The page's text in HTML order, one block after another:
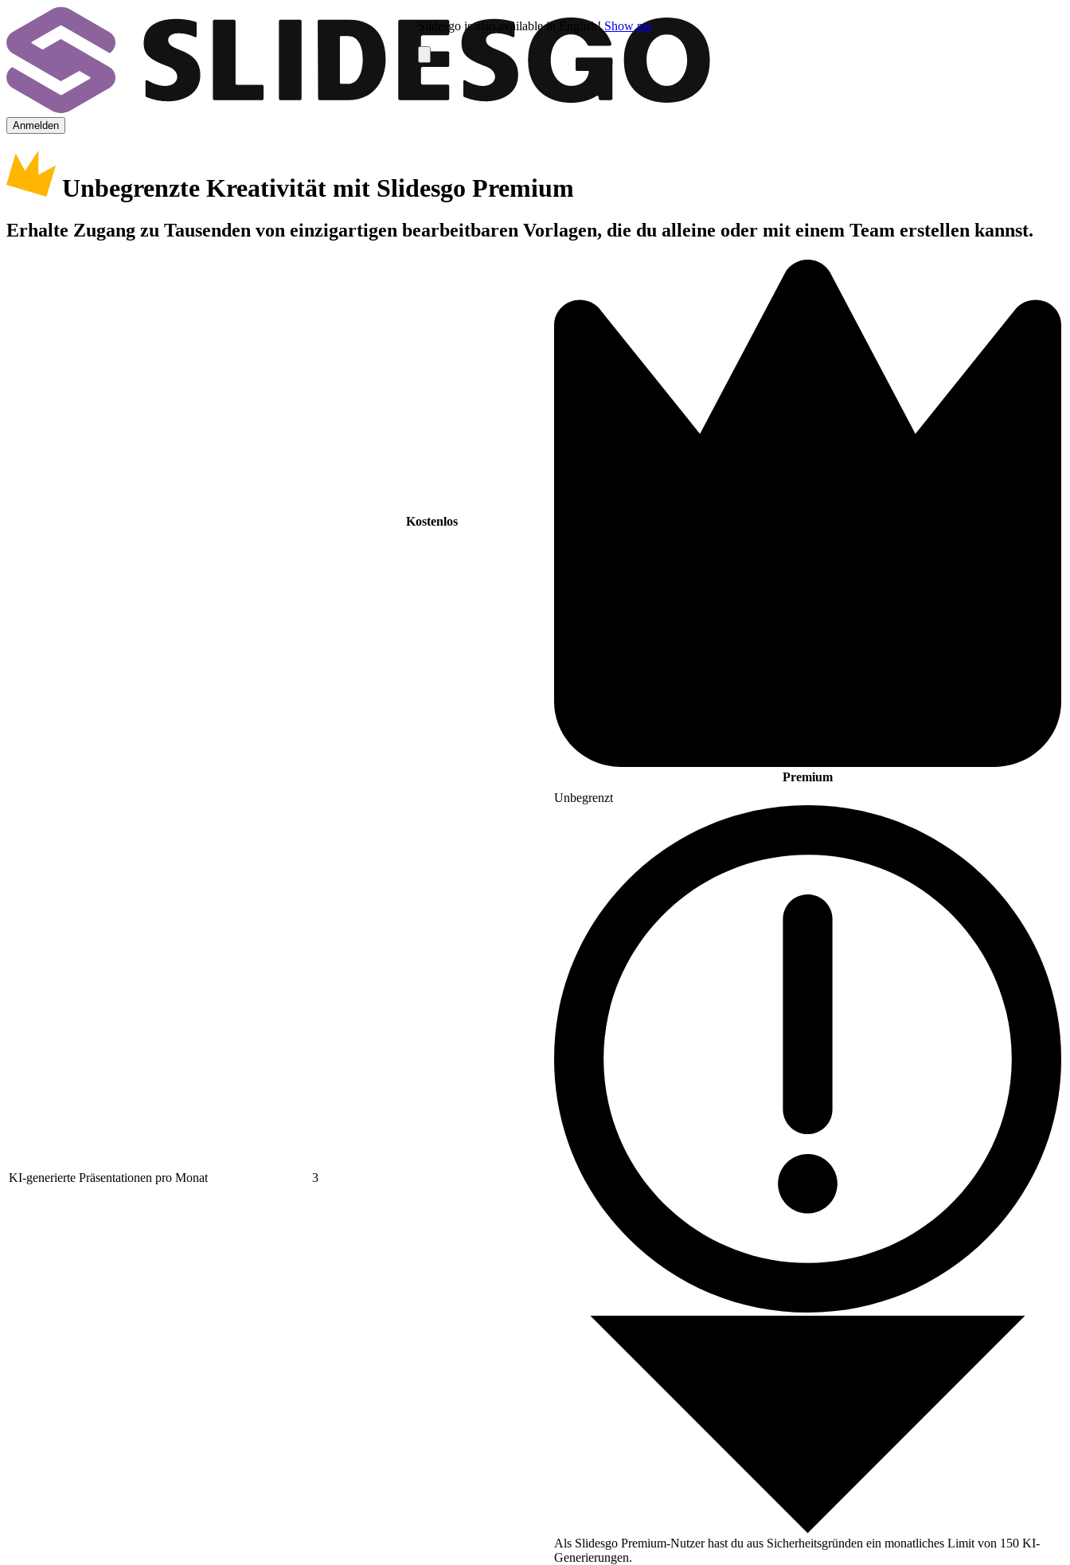
Slidesgo is also available in English! Show me
Anmelden
Unbegrenzte Kreativität mit Slidesgo Premium
Erhalte Zugang zu Tausenden von einzigartigen bearbeitbaren Vorlagen, die du alleine oder mit einem Team erstellen kannst.
Kostenlos
Premium
KI-generierte Präsentationen pro Monat 3
Unbegrenzt
Als Slidesgo Premium-Nutzer hast du aus Sicherheitsgründen ein monatliches Limit von 150 KI-
Generierungen.